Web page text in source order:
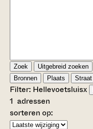
Zoek
Uitgebreid zoeken
Bronnen
Plaats Straat
Filter: Hellevoetsluisx
1 adressen
sorteren op: